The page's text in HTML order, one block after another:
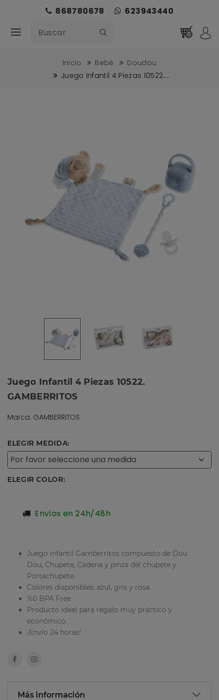
868780678 623943440
0
Inicio Bebé
Doudou
Juego Infantil 4 Piezas 10522....
Juego Infantil 4 Piezas 10522.
GAMBERRITOS
Marca: GAMBERRITOS
ELEGIR MEDIDA:
ELEGIR COLOR:
Envíos en 24h/48h
Juego infantil Gamberritos compuesto de Dou
Dou, Chupete, Cadena y pinza del chupete y
Portachupete.
Colores disponibles: azul, gris y rosa.
%0 BPA Free
Producto ideal para regalo muy práctico y
económico.
¡Envío 24 horas!
Más información